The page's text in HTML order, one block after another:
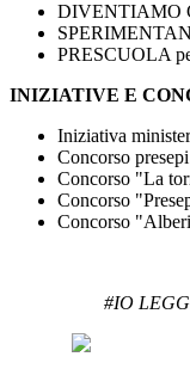
DIVENTIAMO
PRESCUOLA
INIZIATIVE E
Iniziativa
Concorso
Concorso "La
Concorso
Concorso
#IO